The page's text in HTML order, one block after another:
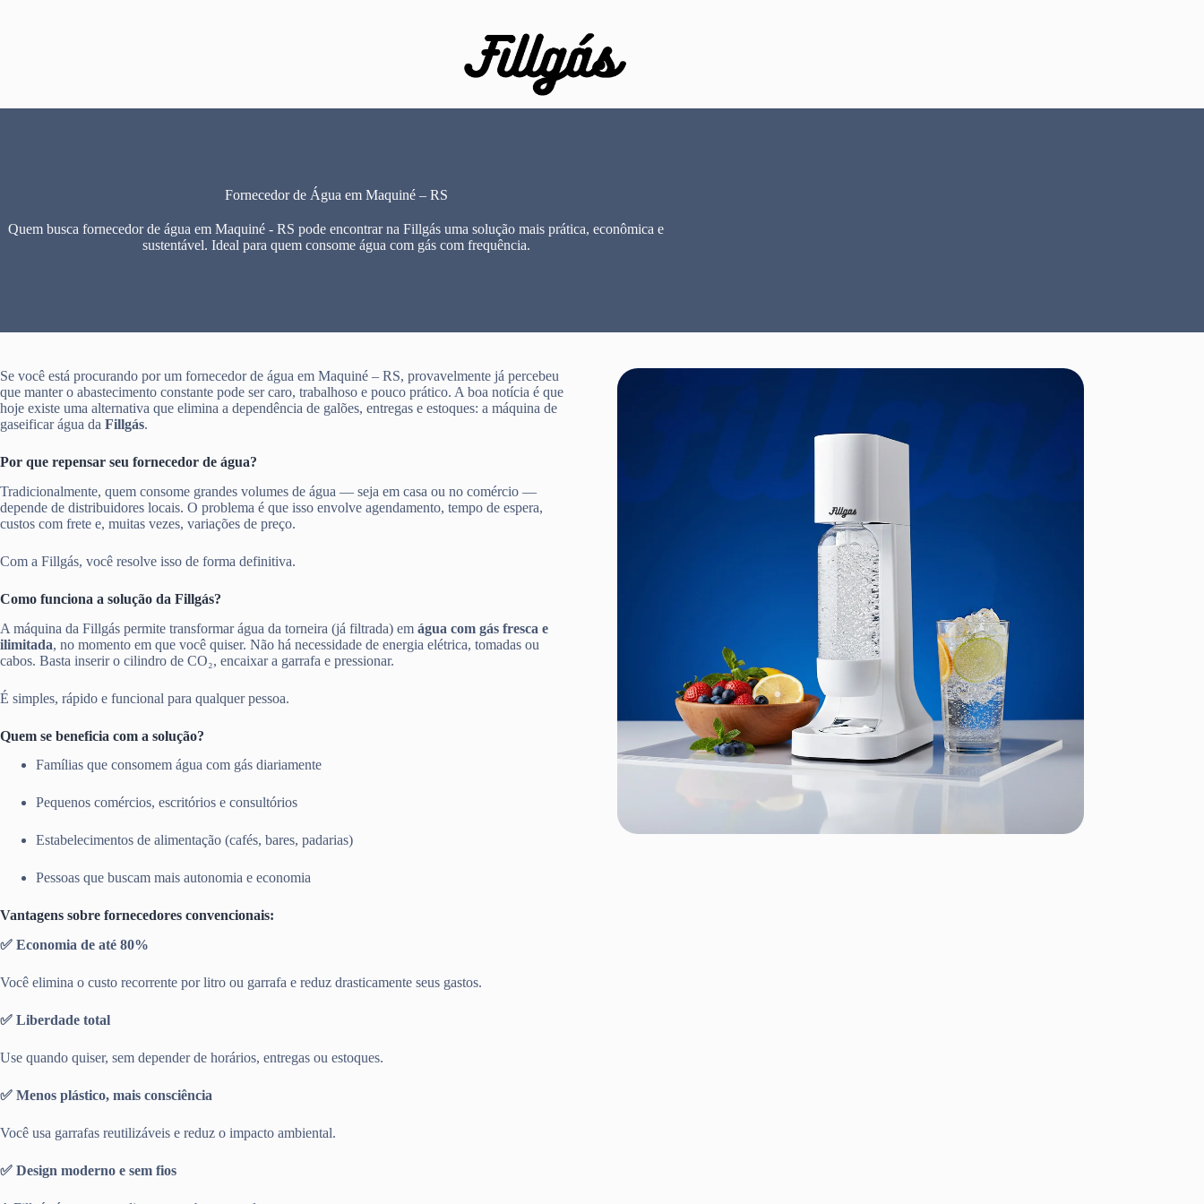
Fornecedor de Água em Maquiné – RS
Quem busca fornecedor de água em Maquiné - RS pode encontrar na Fillgás uma solução mais prática, econômica e
sustentável. Ideal para quem consome água com gás com frequência.
Se você está procurando por um fornecedor de água em Maquiné – RS, provavelmente já percebeu
que manter o abastecimento constante pode ser caro, trabalhoso e pouco prático. A boa notícia é que
hoje existe uma alternativa que elimina a dependência de galões, entregas e estoques: a máquina de
gaseificar água da Fillgás.
Por que repensar seu fornecedor de água?
Tradicionalmente, quem consome grandes volumes de água — seja em casa ou no comércio —
depende de distribuidores locais. O problema é que isso envolve agendamento, tempo de espera,
custos com frete e, muitas vezes, variações de preço.
Com a Fillgás, você resolve isso de forma definitiva.
Como funciona a solução da Fillgás?
A máquina da Fillgás permite transformar água da torneira (já filtrada) em água com gás fresca e
ilimitada, no momento em que você quiser. Não há necessidade de energia elétrica, tomadas ou
cabos. Basta inserir o cilindro de CO₂, encaixar a garrafa e pressionar.
É simples, rápido e funcional para qualquer pessoa.
Quem se beneficia com a solução?
Famílias que consomem água com gás diariamente
Pequenos comércios, escritórios e consultórios
Estabelecimentos de alimentação (cafés, bares, padarias)
Pessoas que buscam mais autonomia e economia
Vantagens sobre fornecedores convencionais:
✅ Economia de até 80%
Você elimina o custo recorrente por litro ou garrafa e reduz drasticamente seus gastos.
✅ Liberdade total
Use quando quiser, sem depender de horários, entregas ou estoques.
✅ Menos plástico, mais consciência
Você usa garrafas reutilizáveis e reduz o impacto ambiental.
✅ Design moderno e sem fios